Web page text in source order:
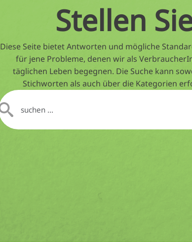
Stellen
Diese Seite bietet Antworten und mögliche
für jene Probleme, denen wir als
täglichen Leben begegnen. Die Suche kann
Stichworten als auch über die Kategorien